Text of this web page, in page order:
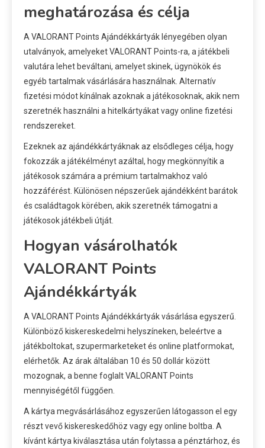
meghatározása és célja
A VALORANT Points Ajándékkártyák lényegében olyan
utalványok, amelyeket VALORANT Points-ra, a játékbeli
valutára lehet beváltani, amelyet skinek, ügynökök és
egyéb tartalmak vásárlására használnak. Alternatív
fizetési módot kínálnak azoknak a játékosoknak, akik nem
szeretnék használni a hitelkártyákat vagy online fizetési
rendszereket.
Ezeknek az ajándékkártyáknak az elsődleges célja, hogy
fokozzák a játékélményt azáltal, hogy megkönnyítik a
játékosok számára a prémium tartalmakhoz való
hozzáférést. Különösen népszerűek ajándékként barátok
és családtagok körében, akik szeretnék támogatni a
játékosok játékbeli útját.
Hogyan vásárolhatók
VALORANT Points
Ajándékkártyák
A VALORANT Points Ajándékkártyák vásárlása egyszerű.
Különböző kiskereskedelmi helyszíneken, beleértve a
játékboltokat, szupermarketeket és online platformokat,
elérhetők. Az árak általában 10 és 50 dollár között
mozognak, a benne foglalt VALORANT Points
mennyiségétől függően.
A kártya megvásárlásához egyszerűen látogasson el egy
részt vevő kiskereskedőhöz vagy egy online boltba. A
kívánt kártya kiválasztása után folytassa a pénztárhoz, és